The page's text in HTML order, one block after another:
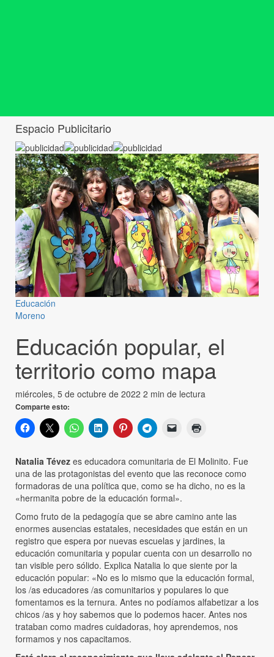
Espacio Publicitario
Educación
Moreno
Educación popular, el
territorio como mapa
miércoles, 5 de octubre de 2022 2 min de lectura
Comparte esto:
Natalia Tévez es educadora comunitaria de El Molinito. Fue
una de las protagonistas del evento que las reconoce como
formadoras de una política que, como se ha dicho, no es la
«hermanita pobre de la educación formal».
Como fruto de la pedagogía que se abre camino ante las
enormes ausencias estatales, necesidades que están en un
registro que espera por nuevas escuelas y jardines, la
educación comunitaria y popular cuenta con un desarrollo no
tan visible pero sólido. Explica Natalia lo que siente por la
educación popular: «No es lo mismo que la educación formal,
los /as educadores /as comunitarios y populares lo que
fomentamos es la ternura. Antes no podíamos alfabetizar a los
chicos /as y hoy sabemos que lo podemos hacer. Antes nos
trataban como madres cuidadoras, hoy aprendemos, nos
formamos y nos capacitamos.